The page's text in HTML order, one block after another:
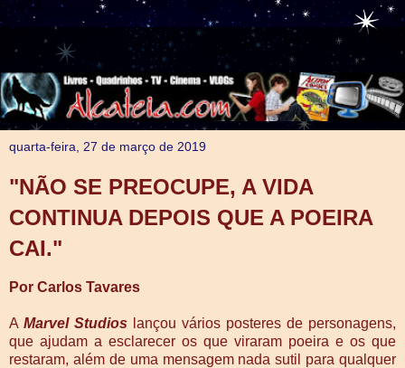
quarta-feira, 27 de março de 2019
"NÃO SE PREOCUPE, A VIDA
CONTINUA DEPOIS QUE A POEIRA
CAI."
Por Carlos Tavares
A Marvel Studios lançou vários posteres de personagens,
que ajudam a esclarecer os que viraram poeira e os que
restaram, além de uma mensagem nada sutil para qualquer